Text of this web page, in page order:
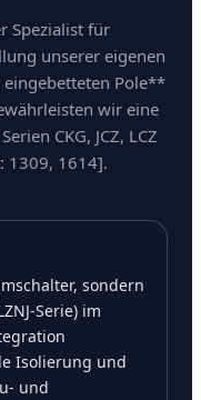
Spezialist für
unserer eigenen
Pole**
wir eine
CKG, JCZ, LCZ
1309, 1614].
sondern
Serie) im
Isolierung und
und